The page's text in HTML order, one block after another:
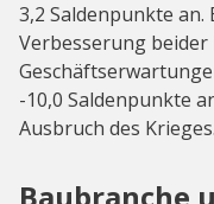
3,2 Saldenpunkte
Verbesserung
-10,0 Saldenpunkte
Ausbruch des Krieges.